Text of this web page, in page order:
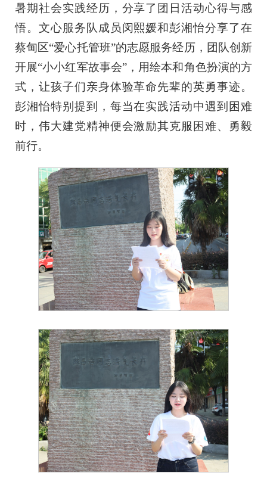
暑期社会实践经历，分享了团日活动心得与感
悟。文心服务队成员闵熙媛和彭湘怡分享了在
蔡甸区“爱心托管班”的志愿服务经历，团队创新
开展“小小红军故事会”，用绘本和角色扮演的方
式，让孩子们亲身体验革命先辈的英勇事迹。
彭湘怡特别提到，每当在实践活动中遇到困难
时，伟大建党精神便会激励其克服困难、勇毅
前行。